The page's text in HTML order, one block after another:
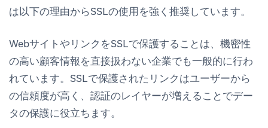
は以下の理由からSSLの使用を強く推奨しています。
WebサイトやリンクをSSLで保護することは、機密性
の高い顧客情報を直接扱わない企業でも一般的に行わ
れています。SSLで保護されたリンクはユーザーから
の信頼度が高く、認証のレイヤーが増えることでデー
タの保護に役立ちます。